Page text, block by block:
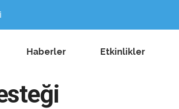
Haberler Etkinlikler